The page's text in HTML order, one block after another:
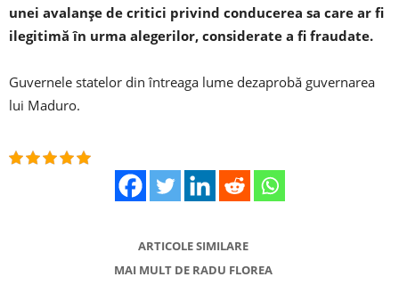
unei avalanşe de critici privind conducerea sa care ar fi
ilegitimă în urma alegerilor, considerate a fi fraudate.
Guvernele statelor din întreaga lume dezaprobă guvernarea
lui Maduro.
ARTICOLE SIMILARE
MAI MULT DE RADU FLOREA